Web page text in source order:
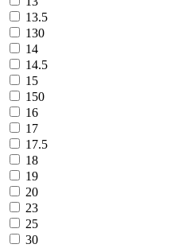
13.5
130
14
14.5
15
150
16
17
17.5
18
19
20
23
25
30